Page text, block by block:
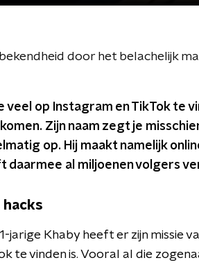
door het belachelijk
veel op Instagram en TikTok te
Zijn naam zegt je
op. Hij maakt namelijk
daarmee al miljoenen volgers
hacks
jarige Khaby heeft er zijn missie
te vinden is. Vooral al die